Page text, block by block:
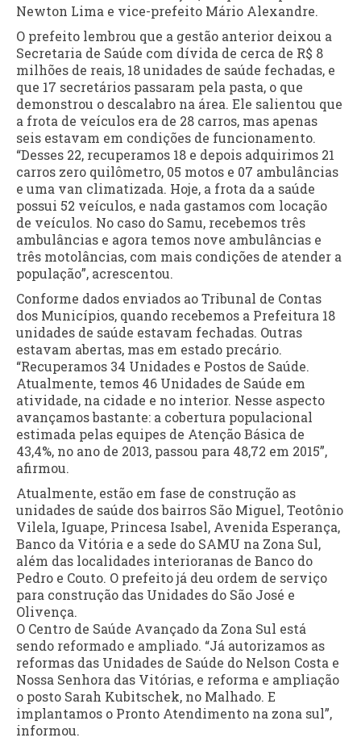
Newton Lima e vice-prefeito Mário Alexandre.
O prefeito lembrou que a gestão anterior deixou a
Secretaria de Saúde com dívida de cerca de R$ 8
milhões de reais, 18 unidades de saúde fechadas, e
que 17 secretários passaram pela pasta, o que
demonstrou o descalabro na área. Ele salientou que
a frota de veículos era de 28 carros, mas apenas
seis estavam em condições de funcionamento.
“Desses 22, recuperamos 18 e depois adquirimos 21
carros zero quilômetro, 05 motos e 07 ambulâncias
e uma van climatizada. Hoje, a frota da a saúde
possui 52 veículos, e nada gastamos com locação
de veículos. No caso do Samu, recebemos três
ambulâncias e agora temos nove ambulâncias e
três motolâncias, com mais condições de atender a
população”, acrescentou.
Conforme dados enviados ao Tribunal de Contas
dos Municípios, quando recebemos a Prefeitura 18
unidades de saúde estavam fechadas. Outras
estavam abertas, mas em estado precário.
“Recuperamos 34 Unidades e Postos de Saúde.
Atualmente, temos 46 Unidades de Saúde em
atividade, na cidade e no interior. Nesse aspecto
avançamos bastante: a cobertura populacional
estimada pelas equipes de Atenção Básica de
43,4%, no ano de 2013, passou para 48,72 em 2015”,
afirmou.
Atualmente, estão em fase de construção as
unidades de saúde dos bairros São Miguel, Teotônio
Vilela, Iguape, Princesa Isabel, Avenida Esperança,
Banco da Vitória e a sede do SAMU na Zona Sul,
além das localidades interioranas de Banco do
Pedro e Couto. O prefeito já deu ordem de serviço
para construção das Unidades do São José e
Olivença.
O Centro de Saúde Avançado da Zona Sul está
sendo reformado e ampliado. “Já autorizamos as
reformas das Unidades de Saúde do Nelson Costa e
Nossa Senhora das Vitórias, e reforma e ampliação
o posto Sarah Kubitschek, no Malhado. E
implantamos o Pronto Atendimento na zona sul”,
informou.